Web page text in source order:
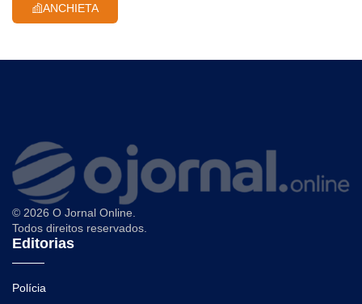
ANCHIETA
© 2026 O Jornal Online.
Todos direitos reservados.
Editorias
Polícia